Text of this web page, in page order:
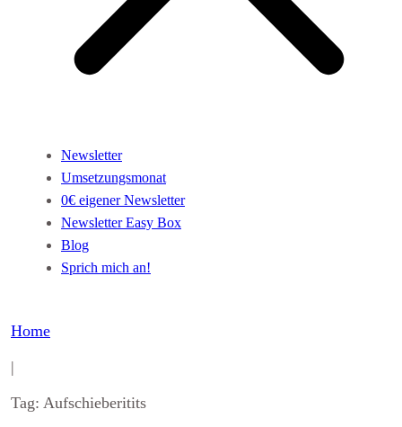
Newsletter
Umsetzungsmonat
0€ eigener Newsletter
Newsletter Easy Box
Blog
Sprich mich an!
Home
|
Tag: Aufschieberitits